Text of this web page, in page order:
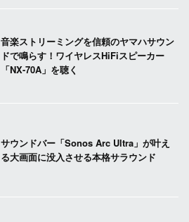
音楽ストリーミングを信頼のヤマハサウン
ドで鳴らす！ワイヤレスHiFiスピーカー
「NX-70A」を聴く
サウンドバー「Sonos Arc Ultra」が叶え
る大画面に没入させる本格サラウンド